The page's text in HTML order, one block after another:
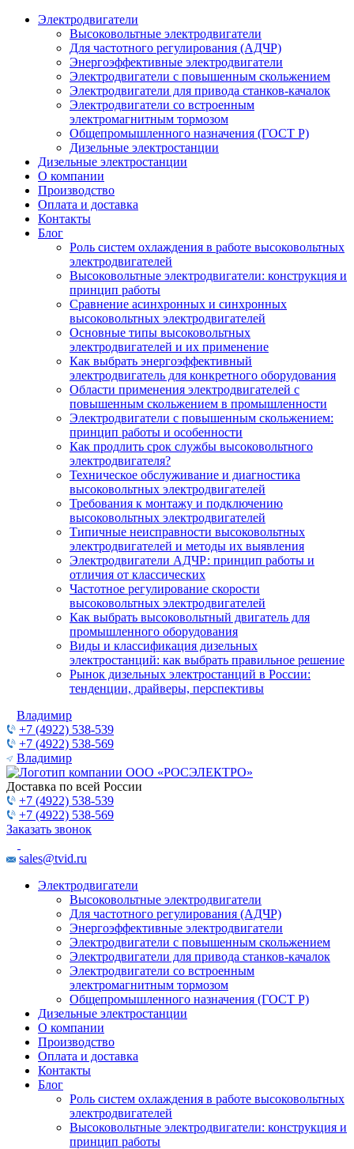
Электродвигатели
Высоковольтные электродвигатели
Для частотного регулирования (АДЧР)
Энергоэффективные электродвигатели
Электродвигатели с повышенным скольжением
Электродвигатели для привода станков-качалок
Электродвигатели со встроенным
электромагнитным тормозом
Общепромышленного назначения (ГОСТ Р)
Дизельные электростанции
Дизельные электростанции
О компании
Производство
Оплата и доставка
Контакты
Блог
Роль систем охлаждения в работе высоковольтных
электродвигателей
Высоковольтные электродвигатели: конструкция и
принцип работы
Сравнение асинхронных и синхронных
высоковольтных электродвигателей
Основные типы высоковольтных
электродвигателей и их применение
Как выбрать энергоэффективный
электродвигатель для конкретного оборудования
Области применения электродвигателей с
повышенным скольжением в промышленности
Электродвигатели с повышенным скольжением:
принцип работы и особенности
Как продлить срок службы высоковольтного
электродвигателя?
Техническое обслуживание и диагностика
высоковольтных электродвигателей
Требования к монтажу и подключению
высоковольтных электродвигателей
Типичные неисправности высоковольтных
электродвигателей и методы их выявления
Электродвигатели АДЧР: принцип работы и
отличия от классических
Частотное регулирование скорости
высоковольтных электродвигателей
Как выбрать высоковольтный двигатель для
промышленного оборудования
Виды и классификация дизельных
электростанций: как выбрать правильное решение
Рынок дизельных электростанций в России:
тенденции, драйверы, перспективы
Владимир
+7 (4922) 538-539
+7 (4922) 538-569
Владимир
Доставка по всей России
+7 (4922) 538-539
+7 (4922) 538-569
Заказать звонок
sales@tvid.ru
Электродвигатели
Высоковольтные электродвигатели
Для частотного регулирования (АДЧР)
Энергоэффективные электродвигатели
Электродвигатели с повышенным скольжением
Электродвигатели для привода станков-качалок
Электродвигатели со встроенным
электромагнитным тормозом
Общепромышленного назначения (ГОСТ Р)
Дизельные электростанции
О компании
Производство
Оплата и доставка
Контакты
Блог
Роль систем охлаждения в работе высоковольтных
электродвигателей
Высоковольтные электродвигатели: конструкция и
принцип работы